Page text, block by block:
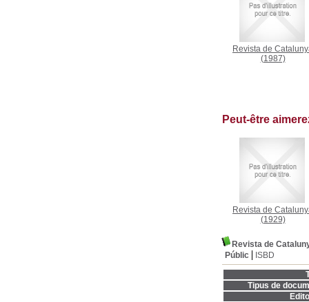
Revista de
(1987)
Peut-être
Revista de
(1929)
Revista de
Públic
ISBD
Tipus de